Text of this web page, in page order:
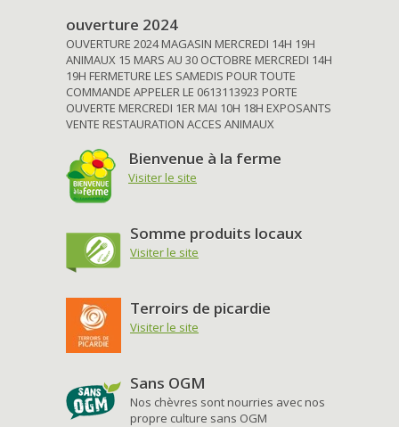
ouverture 2024
OUVERTURE 2024 MAGASIN MERCREDI 14H 19H
ANIMAUX 15 MARS AU 30 OCTOBRE MERCREDI 14H
19H FERMETURE LES SAMEDIS POUR TOUTE
COMMANDE APPELER LE 0613113923 PORTE
OUVERTE MERCREDI 1ER MAI 10H 18H EXPOSANTS
VENTE RESTAURATION ACCES ANIMAUX
Bienvenue à la ferme
Visiter le site
Somme produits locaux
Visiter le site
Terroirs de picardie
Visiter le site
Sans OGM
Nos chèvres sont nourries avec nos
propre culture sans OGM